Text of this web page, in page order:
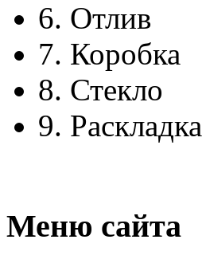
6. Отлив
7. Коробка
8. Стекло
9. Раскладка
Меню сайта